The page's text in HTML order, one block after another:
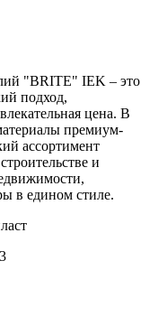
"BRITE" IEK – это
подход,
цена. В
премиум-
ассортимент
и
в едином стиле.